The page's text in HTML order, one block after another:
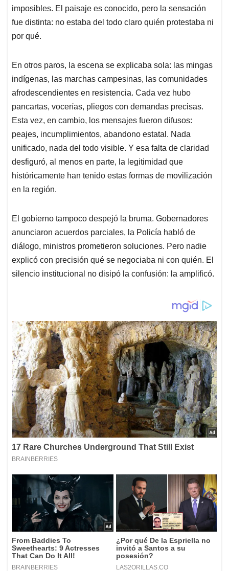
imposibles. El paisaje es conocido, pero la sensación
fue distinta: no estaba del todo claro quién protestaba ni
por qué.
En otros paros, la escena se explicaba sola: las mingas
indígenas, las marchas campesinas, las comunidades
afrodescendientes en resistencia. Cada vez hubo
pancartas, vocerías, pliegos con demandas precisas.
Esta vez, en cambio, los mensajes fueron difusos:
peajes, incumplimientos, abandono estatal. Nada
unificado, nada del todo visible. Y esa falta de claridad
desfiguró, al menos en parte, la legitimidad que
históricamente han tenido estas formas de movilización
en la región.
El gobierno tampoco despejó la bruma. Gobernadores
anunciaron acuerdos parciales, la Policía habló de
diálogo, ministros prometieron soluciones. Pero nadie
explicó con precisión qué se negociaba ni con quién. El
silencio institucional no disipó la confusión: la amplificó.